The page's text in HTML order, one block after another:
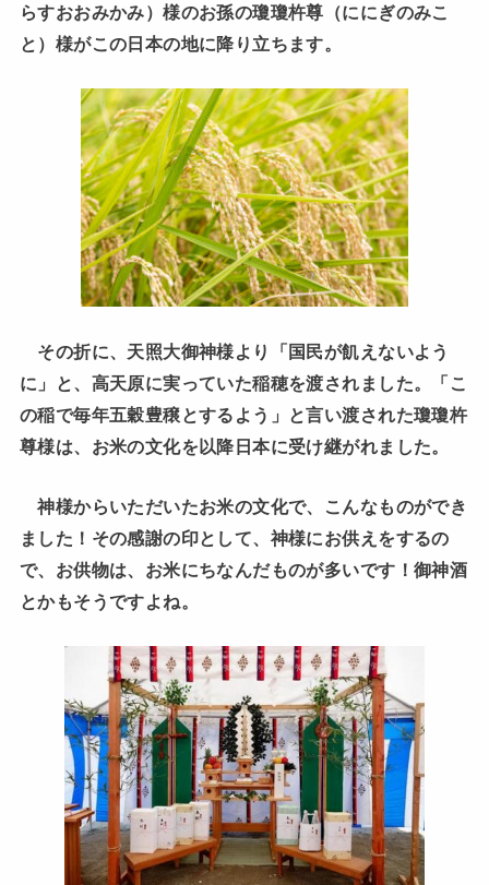
らすおおみかみ）様のお孫の瓊瓊杵尊（ににぎのみこ
と）様がこの日本の地に降り立ちます。
その折に、天照大御神様より「国民が飢えないよう
に」と、高天原に実っていた稲穂を渡されました。「こ
の稲で毎年五穀豊穣とするよう」と言い渡された瓊瓊杵
尊様は、お米の文化を以降日本に受け継がれました。
神様からいただいたお米の文化で、こんなものができ
ました！その感謝の印として、神様にお供えをするの
で、お供物は、お米にちなんだものが多いです！御神酒
とかもそうですよね。